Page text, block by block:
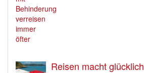
Reisen macht glücklich